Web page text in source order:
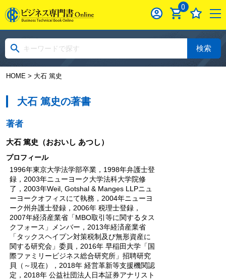
0
検索
HOME> 大石 篤史
大石 篤史の著書
著者
大石 篤史 （おおいし あつし）
プロフィール
1996年東京大学法学部卒業，1998年弁護士登
録，2003年ニューヨーク大学法科大学院修
了，2003年Weil, Gotshal & Manges LLPニュ
ーヨークオフィスにて執務，2004年ニューヨ
ーク州弁護士登録，2006年 税理士登録，
2007年経済産業省「MBO取引等に関するタス
クフォース」メンバー，2013年経済産業省
「タックスヘイプン対策税制及び無形資産に
関する研究会」委員，2016年 早稲田大学「国
際ファミリービジネス総合研究所」招聘研究
貝（～現在），2018年 経営革新等支援機関認
定，2018年 公益社団法人日本証券アナリスト